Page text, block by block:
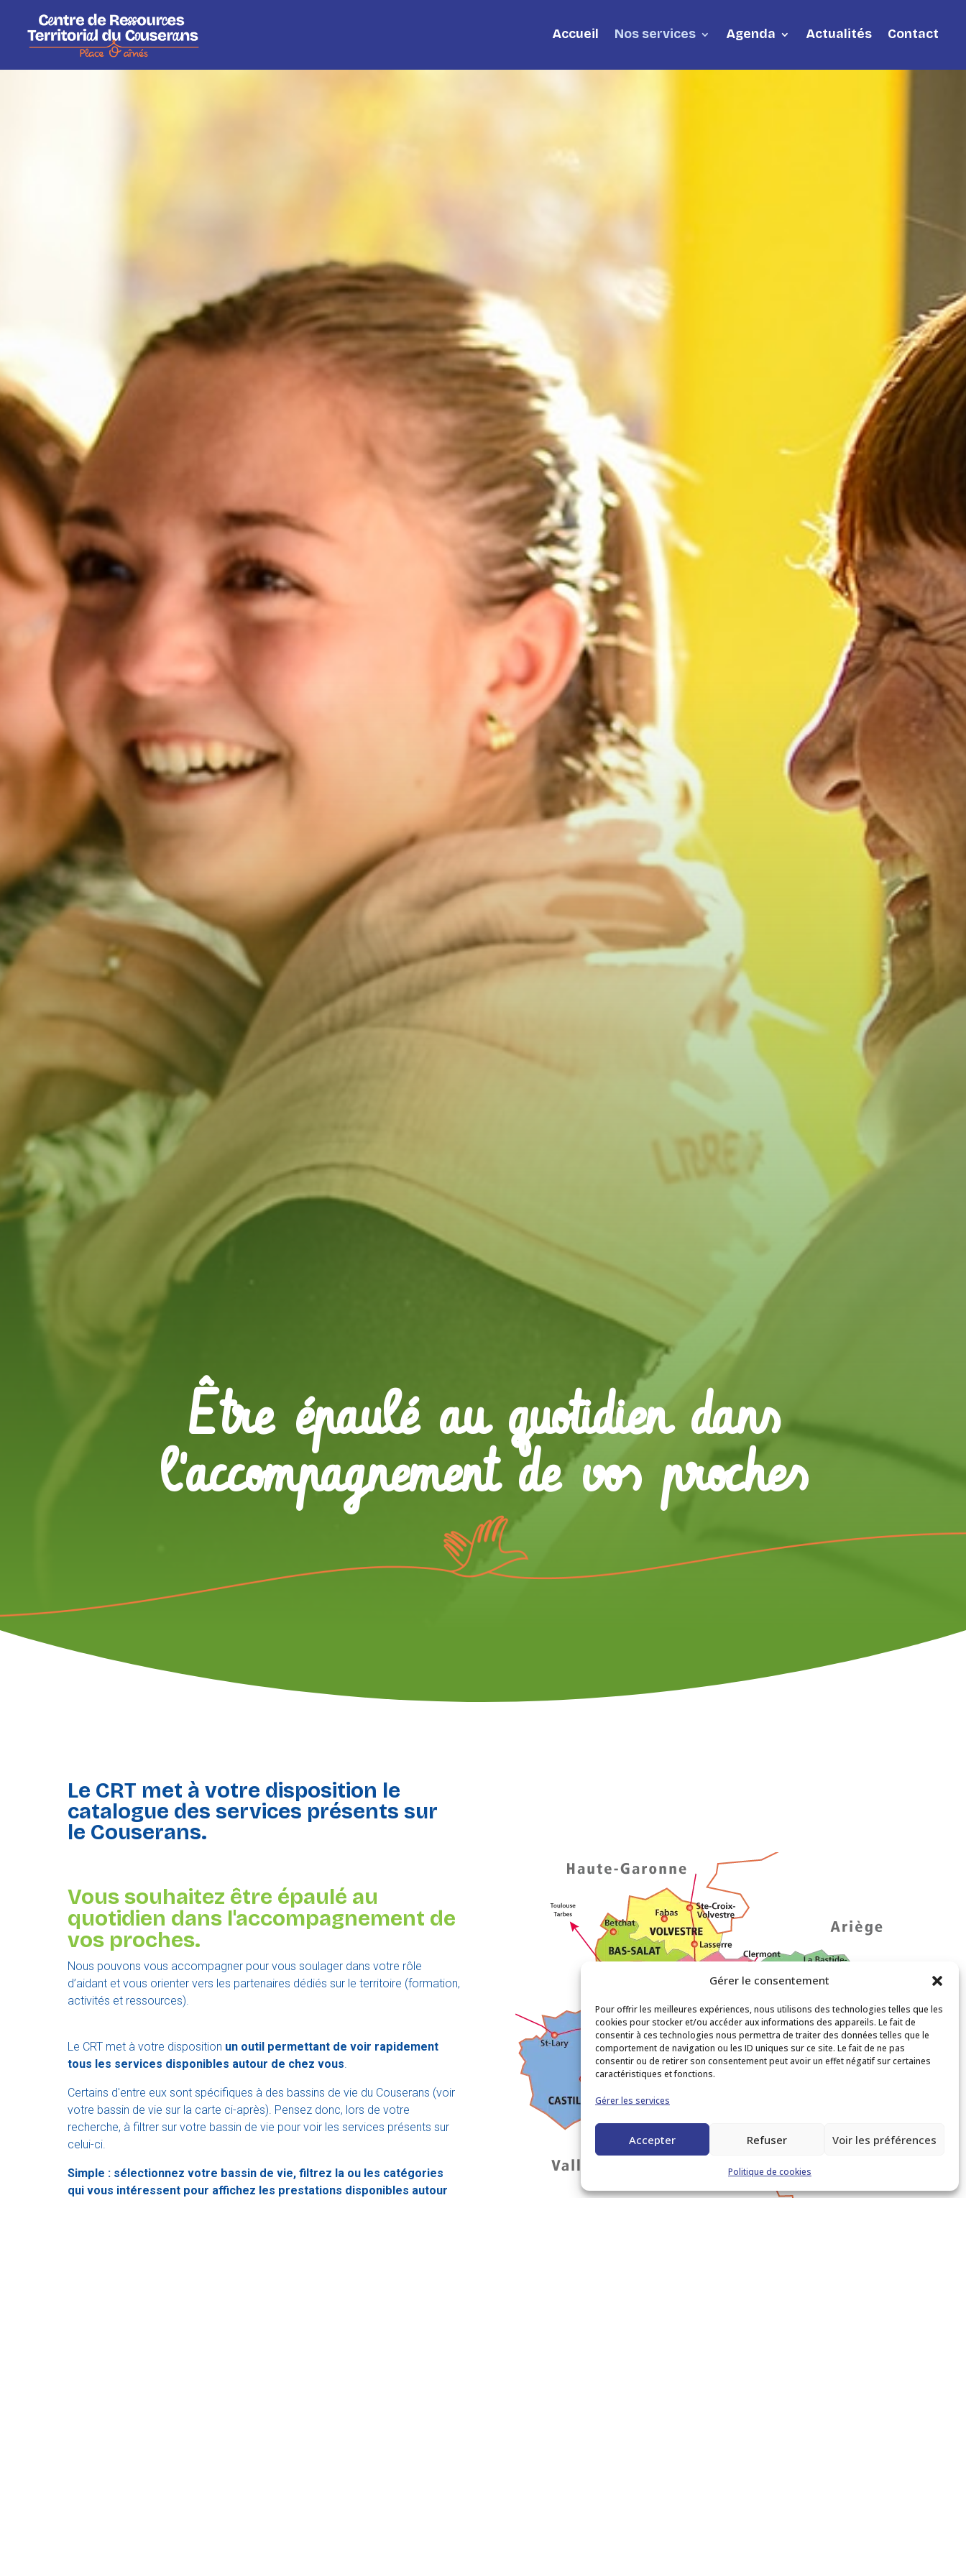
Gérer le consentement
Pour offrir les meilleures expériences, nous utilisons des technologies telles que les
cookies pour stocker et/ou accéder aux informations des appareils. Le fait de
consentir à ces technologies nous permettra de traiter des données telles que le
comportement de navigation ou les ID uniques sur ce site. Le fait de ne pas
consentir ou de retirer son consentement peut avoir un effet négatif sur certaines
caractéristiques et fonctions.
Gérer les services
Accepter Refuser Voir les préférences
Politique de cookies
Accueil Nos services Agenda Actualités Contact
Être épaulé au quotidien dans
l'accompagnement de vos proches
Le CRT met à votre disposition le
catalogue des services présents sur
le Couserans.
Vous souhaitez être épaulé au
quotidien dans l'accompagnement de
vos proches.
Nous pouvons vous accompagner pour vous soulager dans votre rôle
d’aidant et vous orienter vers les partenaires dédiés sur le territoire (formation,
activités et ressources).
Le CRT met à votre disposition un outil permettant de voir rapidement
tous les services disponibles autour de chez vous.
Certains d'entre eux sont spécifiques à des bassins de vie du Couserans (voir
votre bassin de vie sur la carte ci-après). Pensez donc, lors de votre
recherche, à filtrer sur votre bassin de vie pour voir les services présents sur
celui-ci.
Simple : sélectionnez votre bassin de vie, filtrez la ou les catégories
qui vous intéressent pour affichez les prestations disponibles autour